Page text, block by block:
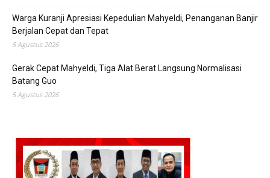
Warga Kuranji Apresiasi Kepedulian Mahyeldi, Penanganan Banjir
Berjalan Cepat dan Tepat
5 Agustus 2026
Gerak Cepat Mahyeldi, Tiga Alat Berat Langsung Normalisasi
Batang Guo
5 Agustus 2026